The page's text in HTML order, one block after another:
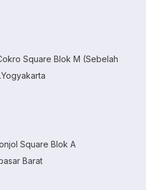
Square Blok M (Sebelah
Square Blok A
Barat